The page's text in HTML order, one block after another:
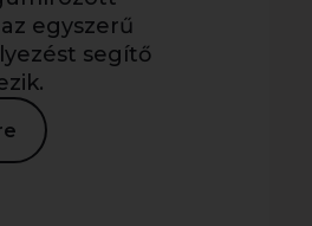
egyszerű
segítő